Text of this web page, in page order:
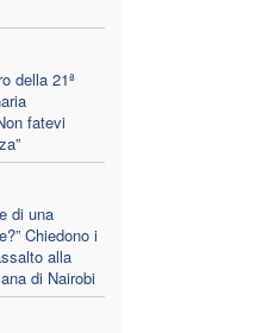
della 21ª
fatevi
di una
Chiedono i
alla
di Nairobi